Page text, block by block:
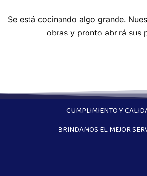
Se está cocinando algo grande.
obras y pronto abrirá sus
CUMPLIMIENTO Y
BRINDAMOS EL MEJOR